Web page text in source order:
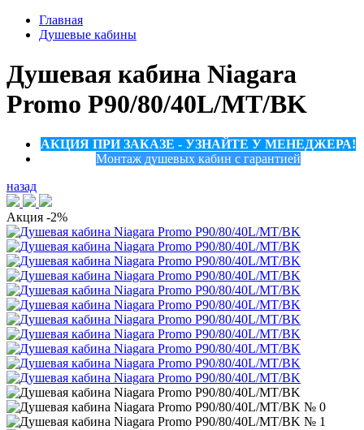
Главная
Душевые кабины
Душевая кабина Niagara
Promo P90/80/40L/MT/BK
АКЦИЯ ПРИ ЗАКАЗЕ - УЗНАЙТЕ У МЕНЕДЖЕРА!
Монтаж душевых кабин с гарантией
назад
Акция -2%